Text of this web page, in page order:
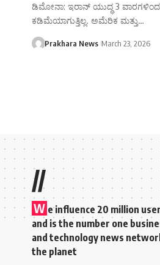
ಡಿಮೋನಾ: ಇರಾನ್ ಯುದ್ಧ 3
ಕಡಿಮೆಯಾಗುತ್ತಿಲ್ಲ. ಅಮೆರಿಕ ಮತ್ತು…
Prakhara News March 23, 2026
//
W e influence 20 million
and is the number one
and technology news
the planet